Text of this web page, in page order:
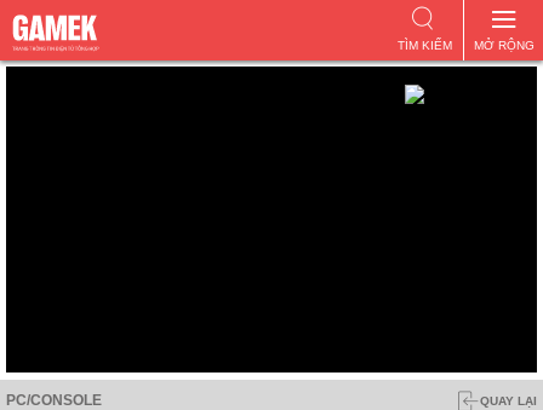
MỞ RỘNG
TÌM KIẾM
PC/CONSOLE QUAY LẠI